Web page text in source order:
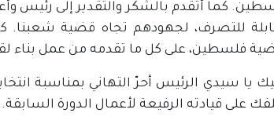
كما أتقدم بالشكر والتقدير إلى رئيس
للتصرف، لجهودهم تجاه قضية شعبنا.
فلسطين، على كل ما تقدمه من عمل بناء
يا سيدي الرئيس أحرّ التهاني بمناسبة
على قيادته الرفيعة لأعمال الدورة السابقة.